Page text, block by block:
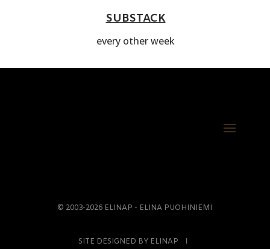
SUBSTACK
every other week
© 2003-2026 ELINAP - ELINA PUOHINIEMI
SITE DESIGNED BY ELINAP Ι